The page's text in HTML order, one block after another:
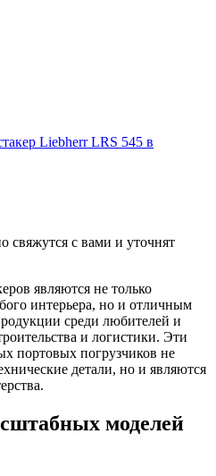
Liebherr LRS 545 в
свяжутся с вами и уточнят
являются не только
интерьера, но и отличным
среди любителей и
и логистики. Эти
портовых погрузчиков не
детали, но и являются
моделей